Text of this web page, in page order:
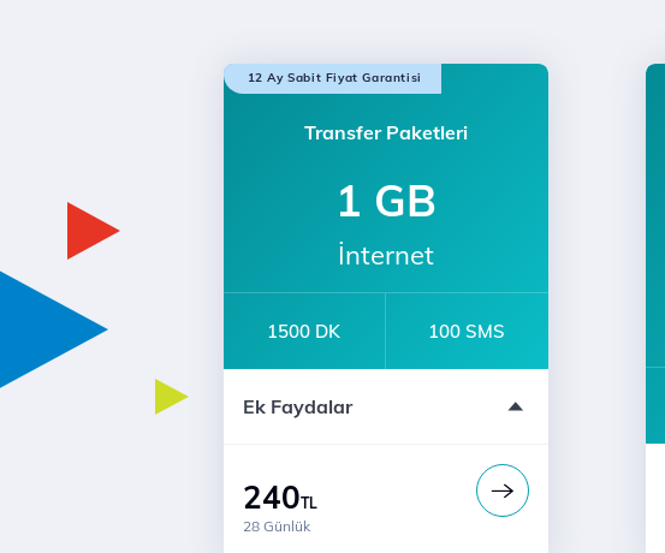
12 Ay Sabit Fiyat Garantisi
Transfer Paketleri
1 GB
İnternet
1500 DK 100 SMS
Ek Faydalar
Bi' Dünya Fırsat
Ücretsiz Dijital Kurye Hizmeti
240TL
28 Günlük